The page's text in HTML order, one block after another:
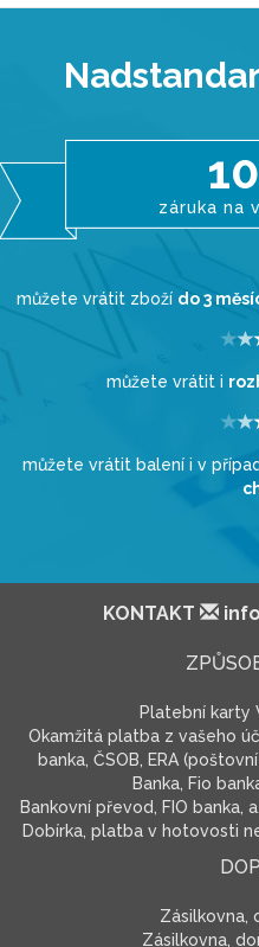
záruka na
můžete vrátit zboží do 3
můžete vrátit i
můžete vrátit balení i v
KONTAKT
Platební karty
Okamžitá platba z vašeho
banka, ČSOB, ERA
Banka, Fio
Bankovní převod, FIO banka,
Dobírka, platba v hotovosti
Zásilkovna,
Zásilkovna,